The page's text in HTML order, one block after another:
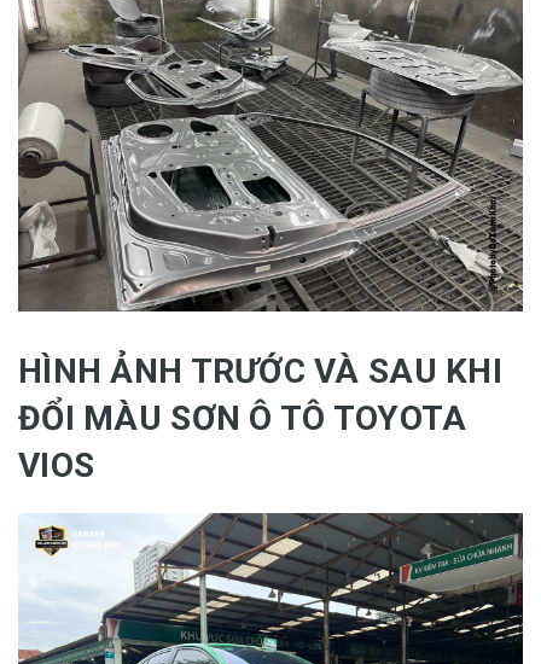
HÌNH ẢNH TRƯỚC VÀ SAU KHI
ĐỔI MÀU SƠN Ô TÔ TOYOTA
VIOS